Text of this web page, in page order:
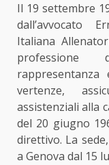
Il 19 settembre
dall’avvocato
Italiana
professione
rappresentanza
vertenze,
assistenziali alla
del 20 giugno
direttivo. La
a Genova dal 15